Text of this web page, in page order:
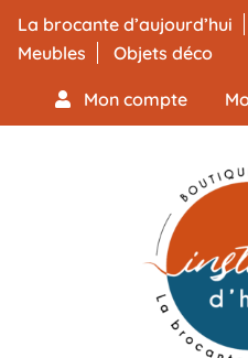
La brocante d’aujourd’hui
Meubles
Objets déco
Mon compte